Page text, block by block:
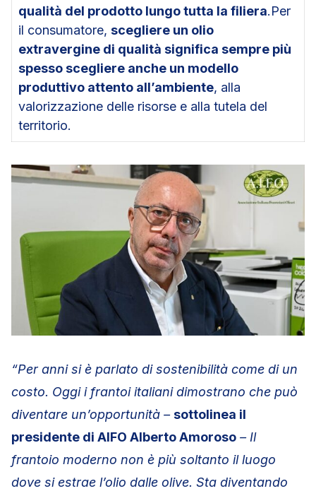
qualità del prodotto lungo tutta la filiera.Per
il consumatore, scegliere un olio
extravergine di qualità significa sempre più
spesso scegliere anche un modello
produttivo attento all’ambiente, alla
valorizzazione delle risorse e alla tutela del
territorio.
“Per anni si è parlato di sostenibilità come di un
costo. Oggi i frantoi italiani dimostrano che può
diventare un’opportunità –sottolinea il
presidente di AIFO Alberto Amoroso – Il
frantoio moderno non è più soltanto il luogo
dove si estrae l’olio dalle olive. Sta diventando